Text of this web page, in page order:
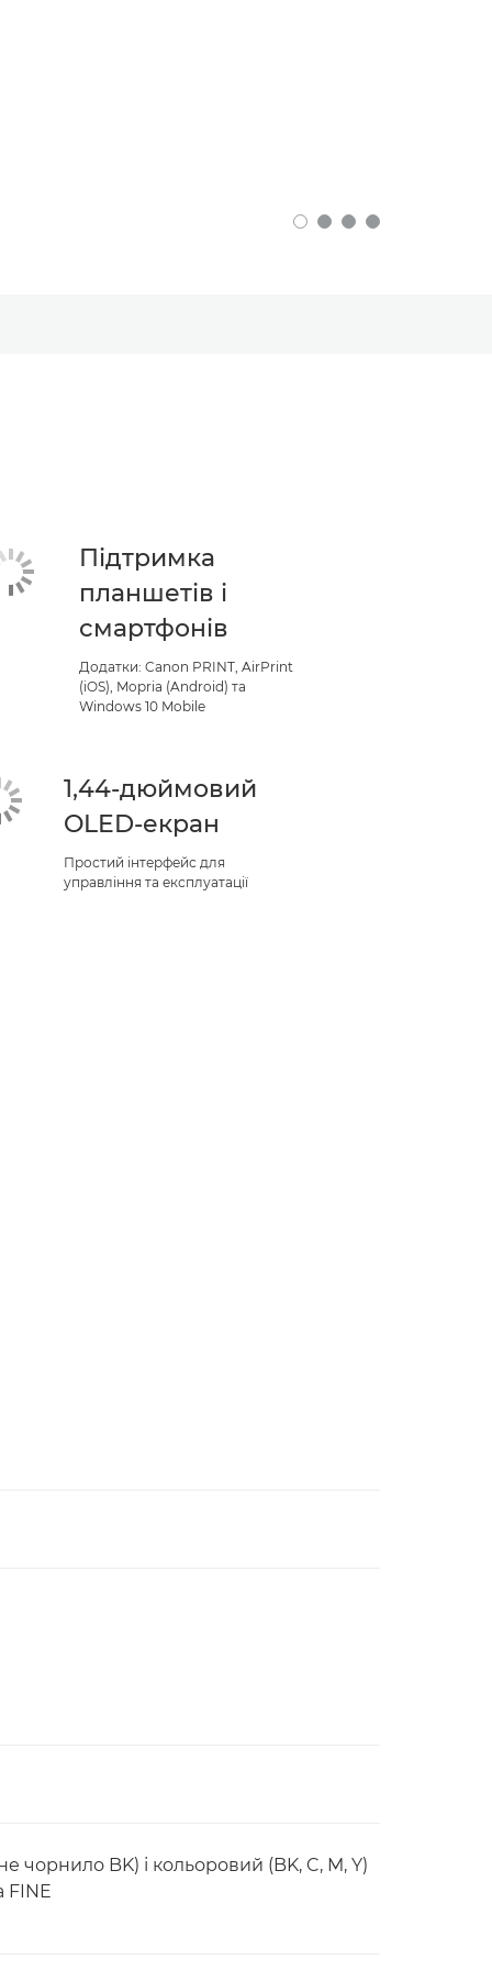
Підтримка
планшетів і
смартфонів
Додатки: Canon PRINT, AirPrint
(iOS), Mopria (Android) та
Windows 10 Mobile
1,44-дюймовий
OLED-екран
Простий інтерфейс для
управління та експлуатації
чорнило BK) і кольоровий (BK, C, M, Y)
FINE